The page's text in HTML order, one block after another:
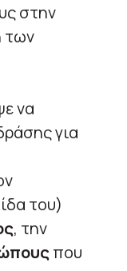
στην
των
να
για
του)
, την
που